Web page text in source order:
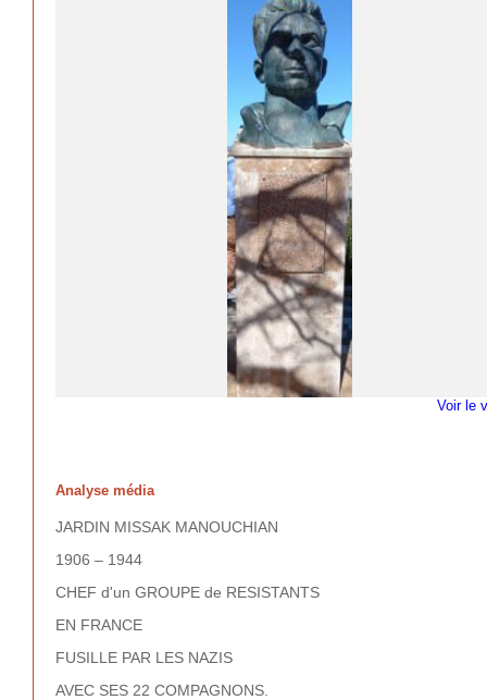
Voir le
Analyse média
JARDIN MISSAK MANOUCHIAN
1906 – 1944
CHEF d'un GROUPE de RESISTANTS
EN FRANCE
FUSILLE PAR LES NAZIS
AVEC SES 22 COMPAGNONS.